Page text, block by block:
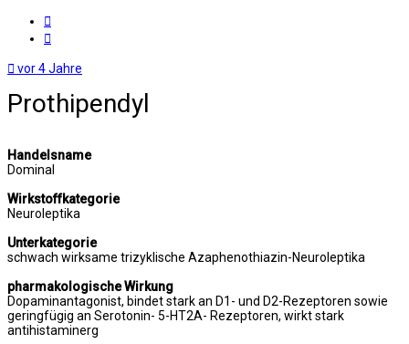
vor 4 Jahre
Prothipendyl
Handelsname
Dominal
Wirkstoffkategorie
Neuroleptika
Unterkategorie
schwach wirksame trizyklische Azaphenothiazin-Neuroleptika
pharmakologische Wirkung
Dopaminantagonist, bindet stark an D1- und D2-Rezeptoren sowie
geringfügig an Serotonin- 5-HT2A- Rezeptoren, wirkt stark
antihistaminerg